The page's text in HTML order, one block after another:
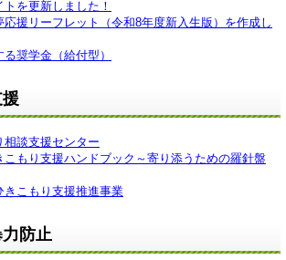
を更新しました！
応援リーフレット（令和8年度新入生版）を作成し
奨学金（給付型）
談支援センター
こもり支援ハンドブック～寄り添うための羅針盤
きこもり支援推進事業
防止